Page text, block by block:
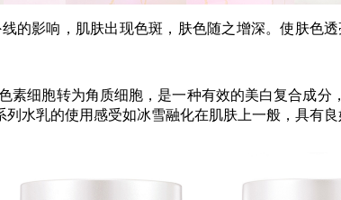
影响，肌肤出现色斑，肤色随之增深。使肤色
胞转为角质细胞，是一种有效的美白复合成分
水乳的使用感受如冰雪融化在肌肤上一般，具有